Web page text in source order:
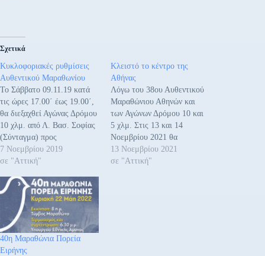
Σχετικά
Κυκλοφοριακές ρυθμίσεις
Αυθεντικού Μαραθωνίου
Το Σάββατο 09.11.19 κατά
τις ώρες 17.00΄ έως 19.00΄,
θα διεξαχθεί Αγώνας Δρόμου
10 χλμ. από Λ. Βασ. Σοφίας
(Σύνταγμα) προς
Παναθηναϊκό Στάδιο, κατά
μήκος της διαδρομής: Λ.
Βενιζέλου (Πανεπιστημίου)
– Χαρ. Τρικούπη –
Ακαδημίας – Λ. Βασ. Σοφίας
– Φειδιππίδου – Λ.
Μεσογείων – αναστροφή…
7 Νοεμβρίου 2019
σε "Αττική"
Κλειστό το κέντρο της
Αθήνας
Λόγω του 38ου Αυθεντικού
Μαραθώνιου Αθηνών και
των Αγώνων Δρόμου 10 και
5 χλμ. Στις 13 και 14
Νοεμβρίου 2021 θα
υπάρξουν κυκλοφοριακές
ρυθμίσεις στο κέντρο της
13 Νοεμβρίου 2021
σε "Αττική"
40η Μαραθώνια Πορεία
Ειρήνης